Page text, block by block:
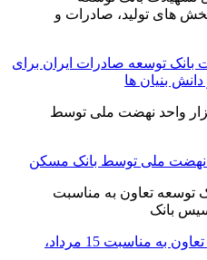
بانک توسعه صادرات ایران برای
بنیان ها
پیام مدیرعامل بانک توسعه تعاون به مناسبت 15 مرداد،